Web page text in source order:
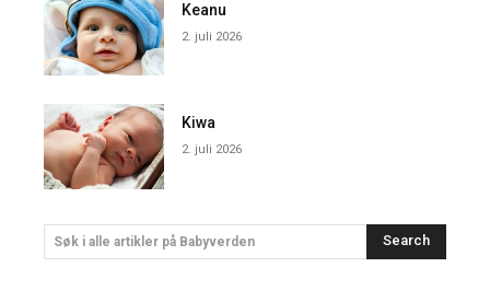
Keanu
2. juli 2026
Kiwa
2. juli 2026
Søk i alle artikler på Babyverden Search